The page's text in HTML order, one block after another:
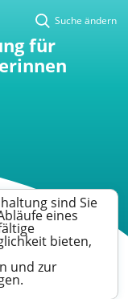
Suche ändern
für
sind Sie
eines
bieten,
und zur